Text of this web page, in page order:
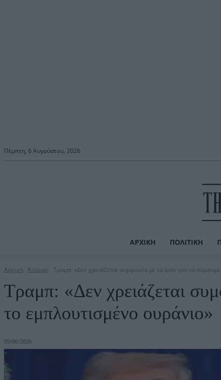
Πέμπτη, 6 Αυγούστου, 2026
ΑΡΧΙΚΉ ΠΟΛΙΤΙΚΉ
Αρχική Κόσμος Τραμπ: «Δεν χρειάζεται συμφωνία με το Ιράν για να
Τραμπ: «Δεν χρειάζεται
το εμπλουτισμένο ουράνιο»
05/06/2026